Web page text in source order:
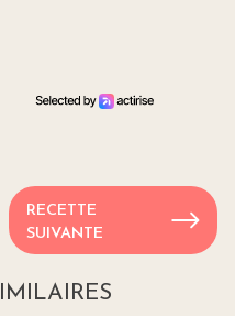
RECETTE
SUIVANTE